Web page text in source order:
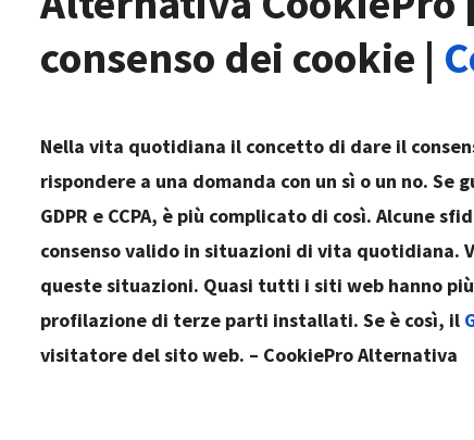
consenso dei cookie |
Nella vita quotidiana il concetto di dare il
rispondere a una domanda con un sì o un no. Se
GDPR e CCPA, è più complicato di così. Alcune
consenso valido in situazioni di vita quotidiana.
queste situazioni. Quasi tutti i siti web hanno
profilazione di terze parti installati. Se è così, il
visitatore del sito web. – CookiePro Alternativa